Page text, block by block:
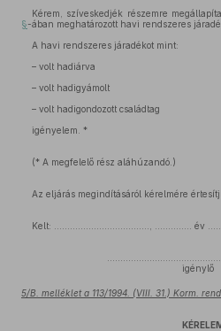
Kérem, szíveskedjék részemre
§-ában meghatározott havi rendszeres
A havi rendszeres járadékot mint:
– volt hadiárva
– volt hadigyámolt
– volt hadigondozott családtag
igényelem. *
(* A megfelelő rész aláhúzandó.)
Az eljárás megindításáról kérelmére
Kelt: ...................................., .............. év
igénylő
5/B. melléklet a 113/1994. (VIII. 31.) Korm.